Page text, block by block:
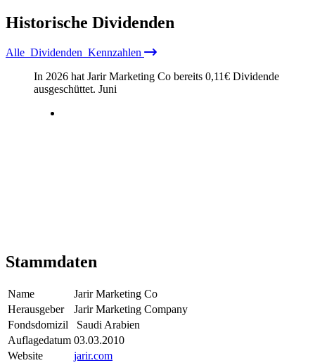
Historische Dividenden
Alle Dividenden Kennzahlen
In 2026 hat Jarir Marketing Co bereits 0,11€ Dividende
ausgeschüttet. Juni
Stammdaten
Name
Jarir Marketing Co
Herausgeber
Jarir Marketing Company
Fondsdomizil
Saudi Arabien
Auflagedatum 03.03.2010
Website
jarir.com